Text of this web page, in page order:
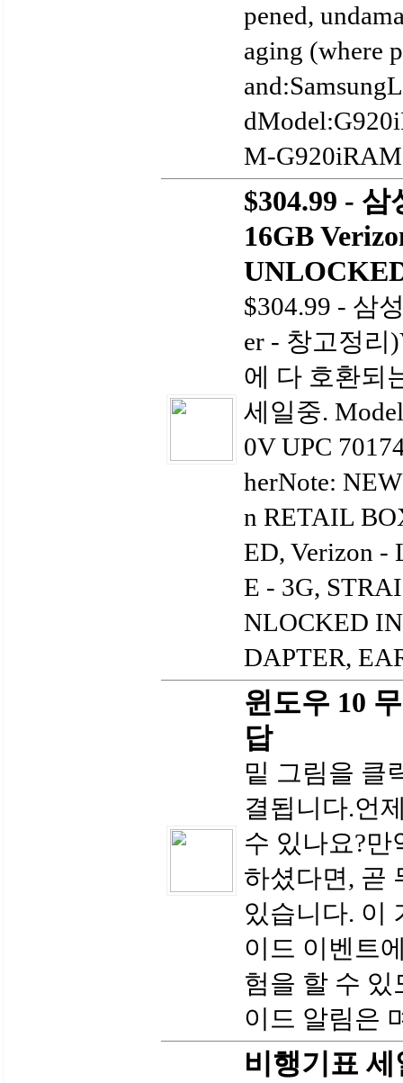
pened,
aging (where
M-
$304.99 -
16GB
$304.99 - 삼
er - 창고정리
에 다 호환되
세일중.
0V UPC
herNote:
n RETAIL
ED, Verizon -
E - 3G,
NLOCKED
DAPTER,
윈도우 10
답
밑 그림을 클
결됩니다.언
수 있나요?
하셨다면, 곧
있습니다. 이
이드 이벤트
험을 할 수
이드 알림은
비행기표